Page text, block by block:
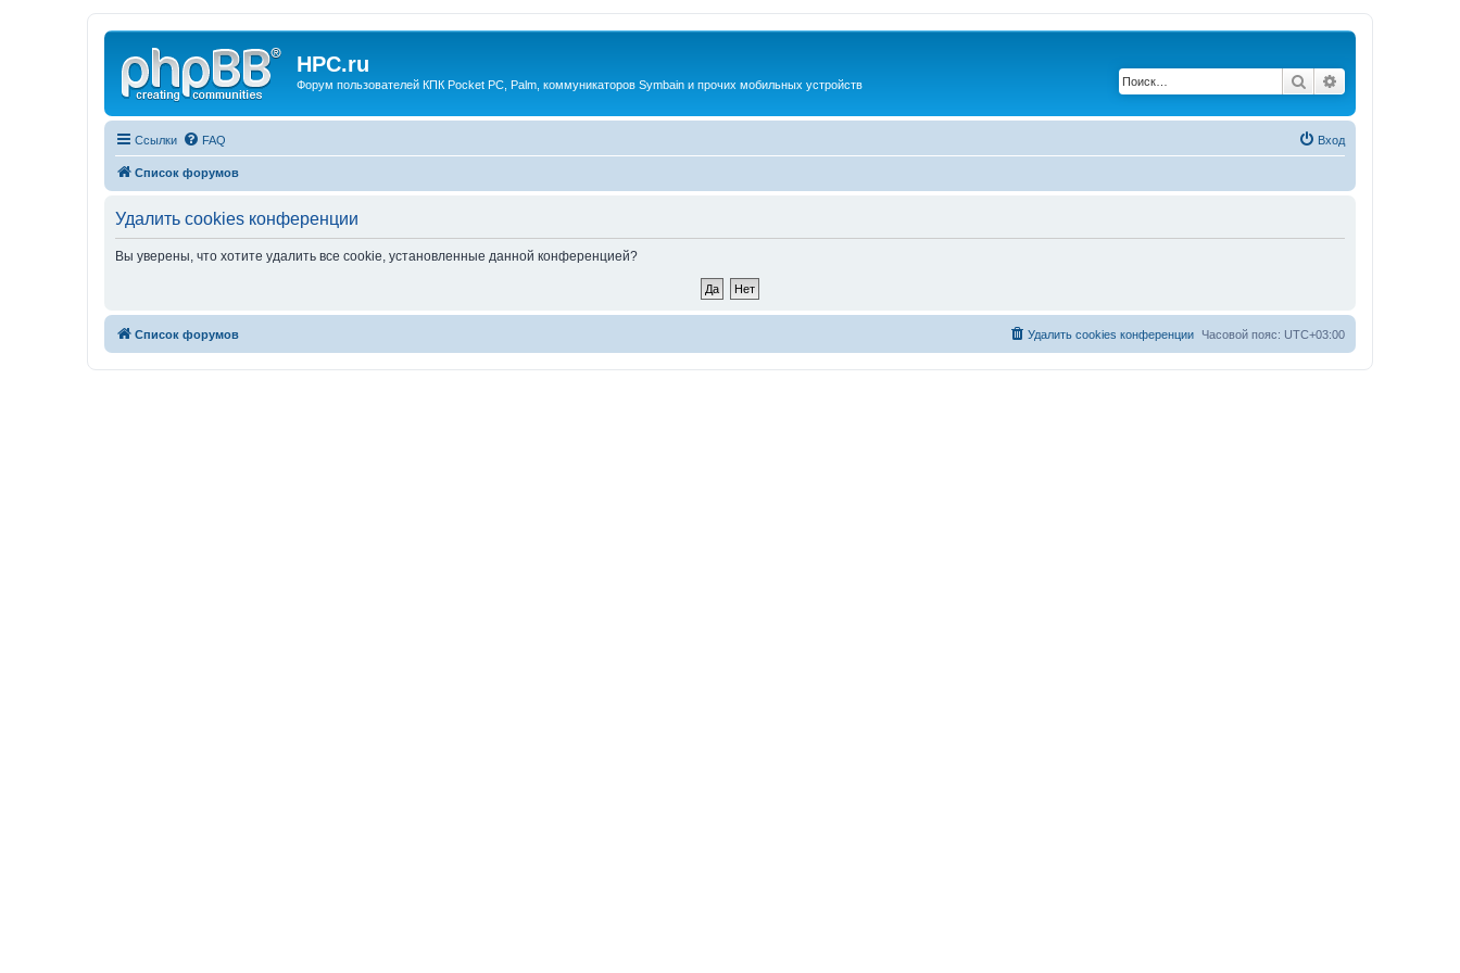
HPC.ru
Форум пользователей КПК Pocket PC, Palm, коммуникаторов Symbain и прочих мобильных устройств Поиск
Ссылки FAQ Вход
Список форумов
Удалить cookies конференции
Вы уверены, что хотите удалить все cookie, установленные данной конференцией?
Список форумов Часовой пояс: UTC+03:00
Удалить cookies конференции